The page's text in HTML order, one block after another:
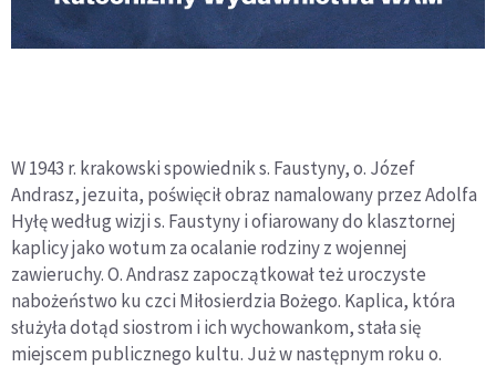
W 1943 r. krakowski spowiednik s. Faustyny, o. Józef
Andrasz, jezuita, poświęcił obraz namalowany przez Adolfa
Hyłę według wizji s. Faustyny i ofiarowany do klasztornej
kaplicy jako wotum za ocalanie rodziny z wojennej
zawieruchy. O. Andrasz zapoczątkował też uroczyste
nabożeństwo ku czci Miłosierdzia Bożego. Kaplica, która
służyła dotąd siostrom i ich wychowankom, stała się
miejscem publicznego kultu. Już w następnym roku o.